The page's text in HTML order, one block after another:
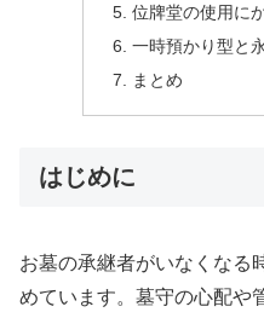
位牌堂の使用に
一時預かり型と
まとめ
はじめに
お墓の承継者がいなくなる
めています。墓守の心配や